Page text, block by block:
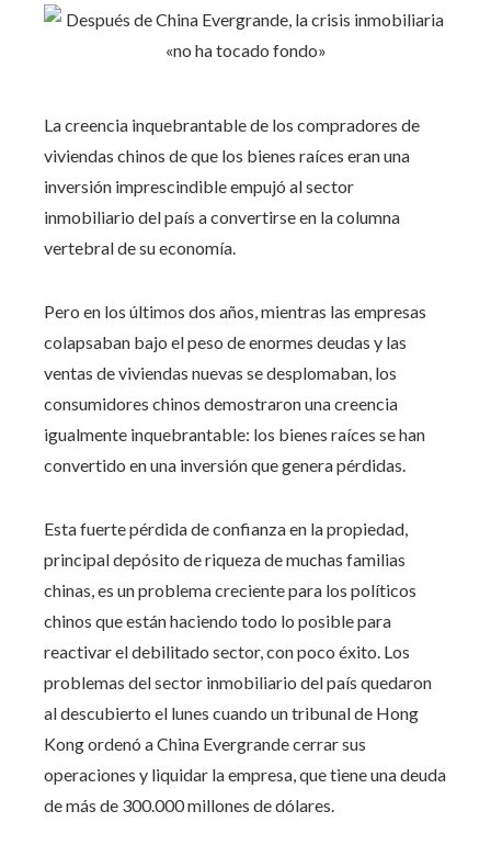
La creencia inquebrantable de los compradores de
viviendas chinos de que los bienes raíces eran una
inversión imprescindible empujó al sector
inmobiliario del país a convertirse en la columna
vertebral de su economía.
Pero en los últimos dos años, mientras las empresas
colapsaban bajo el peso de enormes deudas y las
ventas de viviendas nuevas se desplomaban, los
consumidores chinos demostraron una creencia
igualmente inquebrantable: los bienes raíces se han
convertido en una inversión que genera pérdidas.
Esta fuerte pérdida de confianza en la propiedad,
principal depósito de riqueza de muchas familias
chinas, es un problema creciente para los políticos
chinos que están haciendo todo lo posible para
reactivar el debilitado sector, con poco éxito. Los
problemas del sector inmobiliario del país quedaron
al descubierto el lunes cuando un tribunal de Hong
Kong ordenó a China Evergrande cerrar sus
operaciones y liquidar la empresa, que tiene una deuda
de más de 300.000 millones de dólares.